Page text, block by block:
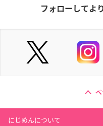
フォローしてよ
ペ
にじめんについて